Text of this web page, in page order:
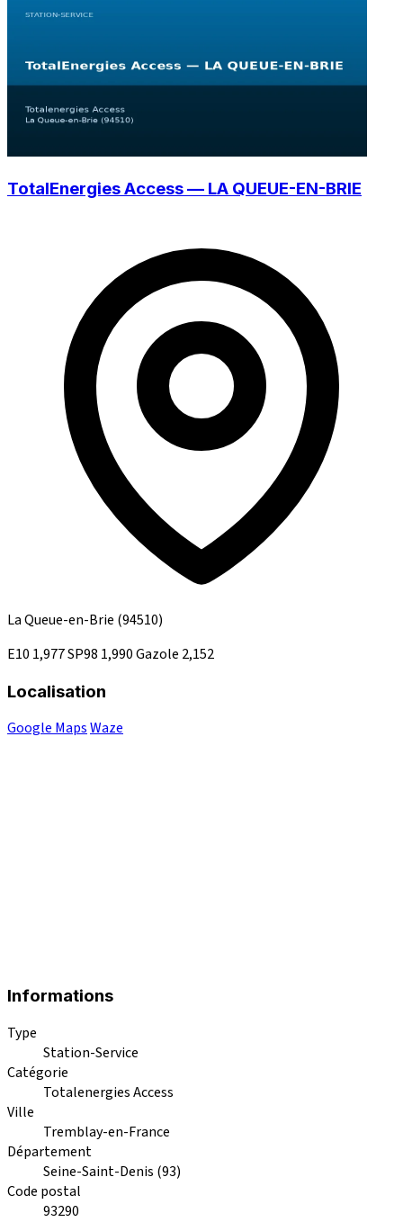
TotalEnergies Access — LA QUEUE-EN-BRIE
La Queue-en-Brie (94510)
E10 1,977SP98 1,990Gazole 2,152
Localisation
Google MapsWaze
Informations
Type
Station-Service
Catégorie
Totalenergies Access
Ville
Tremblay-en-France
Département
Seine-Saint-Denis (93)
Code postal
93290